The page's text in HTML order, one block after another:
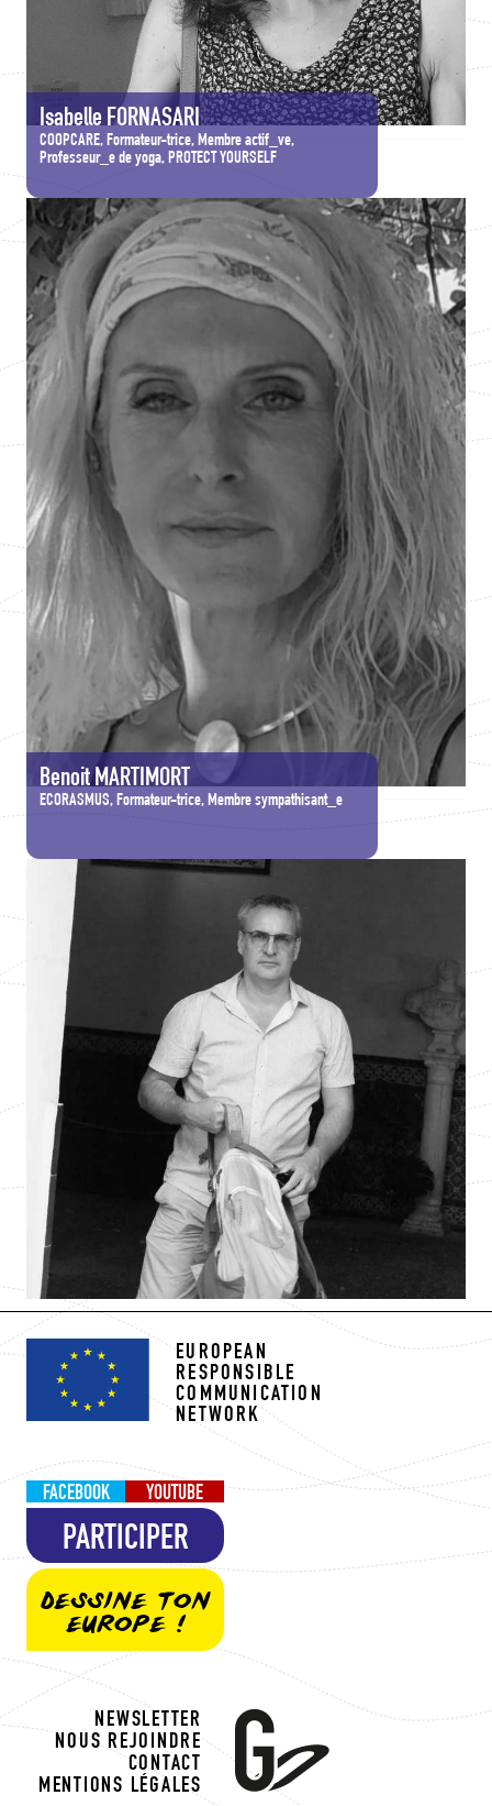
Isabelle FORNASARI
COOPCARE, Formateur-trice, Membre actif_ve,
Professeur_e de yoga, PROTECT YOURSELF
Benoit MARTIMORT
ECORASMUS, Formateur-trice, Membre sympathisant_e
EUROPEAN
RESPONSIBLE
COMMUNICATION
NETWORK
FACEBOOK YOUTUBE
PARTICIPER
DESSINE TON
EUROPE !
NEWSLETTER
NOUS REJOINDRE
CONTACT
MENTIONS LÉGALES